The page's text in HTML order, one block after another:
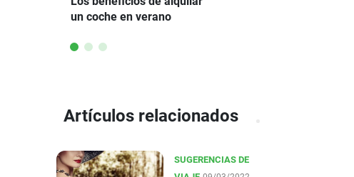
un coche en verano
Artículos relacionados
SUGERENCIAS DE